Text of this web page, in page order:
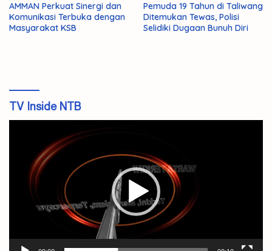
AMMAN Perkuat Sinergi dan
Komunikasi Terbuka dengan
Masyarakat KSB
Pemuda 19 Tahun di Taliwang
Ditemukan Tewas, Polisi
Selidiki Dugaan Bunuh Diri
TV Inside NTB